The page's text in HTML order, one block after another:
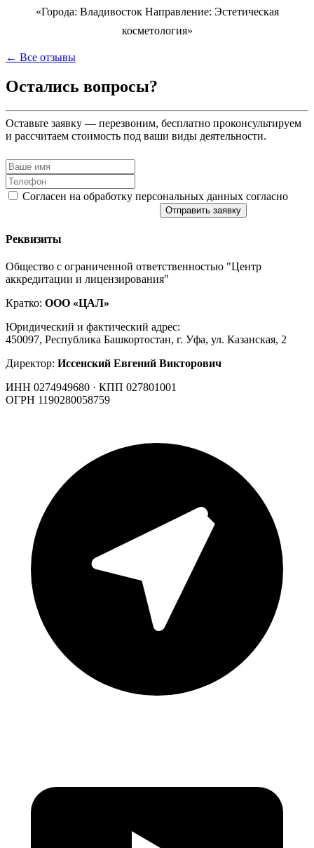
«Города: Владивосток Направление: Эстетическая
косметология»
← Все отзывы
Остались вопросы?
Оставьте заявку — перезвоним, бесплатно проконсультируем
и рассчитаем стоимость под ваши виды деятельности.
Согласен на обработку персональных данных согласно
Отправить заявку
Реквизиты
Общество с ограниченной ответственностью "Центр
аккредитации и лицензирования"
Кратко: ООО «ЦАЛ»
Юридический и фактический адрес:
450097, Республика Башкортостан, г. Уфа, ул. Казанская, 2
Директор: Иссенский Евгений Викторович
ИНН 0274949680 · КПП 027801001
ОГРН 1190280058759